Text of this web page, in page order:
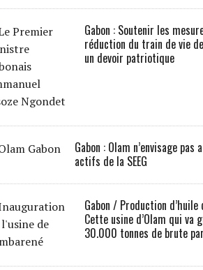
Gabon : Soutenir les
réduction du train de vie
un devoir patriotique
Gabon : Olam n’envisage pas
actifs de la SEEG
Gabon / Production d’huile
Cette usine d’Olam qui va
30.000 tonnes de brute